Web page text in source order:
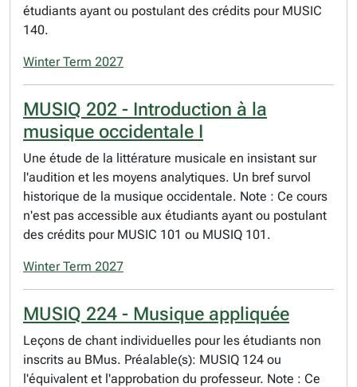
étudiants ayant ou postulant des crédits pour MUSIC
140.
Winter Term 2027
MUSIQ 202 - Introduction à la
musique occidentale I
Une étude de la littérature musicale en insistant sur
l'audition et les moyens analytiques. Un bref survol
historique de la musique occidentale. Note : Ce cours
n'est pas accessible aux étudiants ayant ou postulant
des crédits pour MUSIC 101 ou MUSIQ 101.
Winter Term 2027
MUSIQ 224 - Musique appliquée
Leçons de chant individuelles pour les étudiants non
inscrits au BMus. Préalable(s): MUSIQ 124 ou
l'équivalent et l'approbation du professeur. Note : Ce